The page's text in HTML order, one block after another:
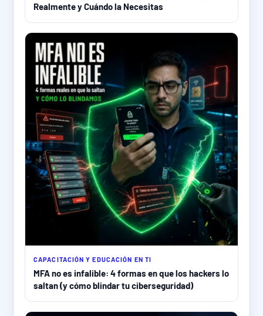
Realmente y Cuándo la Necesitas
CAPACITACIÓN Y EDUCACIÓN EN TI
MFA no es infalible: 4 formas en que los hackers lo
saltan (y cómo blindar tu ciberseguridad)